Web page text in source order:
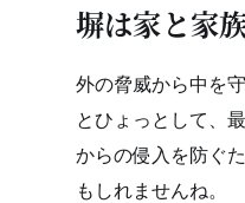
塀は家と家
外の脅威から中を
とひょっとして、
からの侵入を防ぐ
もしれませんね。